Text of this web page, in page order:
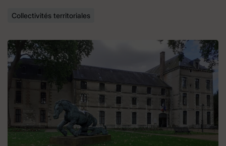
Collectivités territoriales